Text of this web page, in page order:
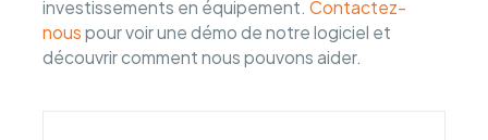
investissements en équipement.Contactez-
nous pour voir une démo de notre logiciel et
découvrir comment nous pouvons aider.